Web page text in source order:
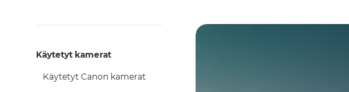
Käytetyt kamerat
Käytetyt Canon kamerat